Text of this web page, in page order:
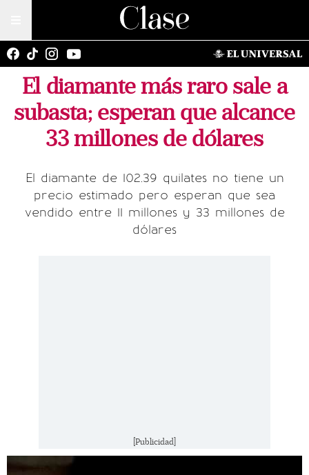
El diamante más raro sale a
subasta; esperan que alcance
33 millones de dólares
El diamante de 102.39 quilates no tiene un
precio estimado pero esperan que sea
vendido entre 11 millones y 33 millones de
dólares
[Publicidad]